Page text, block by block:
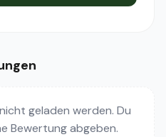
geladen werden. Du
Bewertung abgeben.